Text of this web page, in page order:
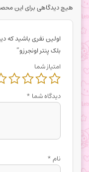
هیچ دیدگاهی برای این
اولین نفری باشید که
بلک پنتر اونجرزو”
امتیاز شما
دیدگاه شما *
نام*